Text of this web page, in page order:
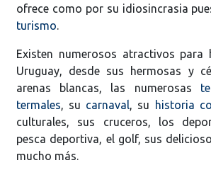
ofrece como por su idiosincrasia
turismo.
Existen numerosos atractivos para
Uruguay, desde sus hermosas y
arenas blancas, las numerosas
termales, su carnaval, su historia
culturales, sus cruceros, los
pesca deportiva, el golf, sus
mucho más.